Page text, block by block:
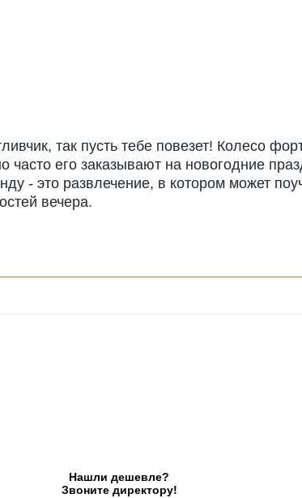
так пусть тебе повезет! Колесо
его заказывают на новогодние
- это развлечение, в котором может
вечера.
Нашли дешевле?
Звоните директору!